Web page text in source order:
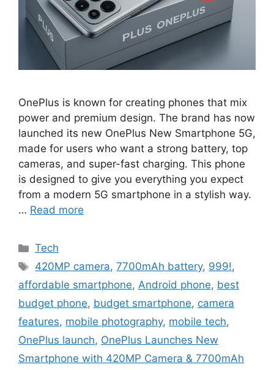
OnePlus is known for creating phones that mix
power and premium design. The brand has now
launched its new OnePlus New Smartphone 5G,
made for users who want a strong battery, top
cameras, and super-fast charging. This phone
is designed to give you everything you expect
from a modern 5G smartphone in a stylish way.
… Read more
Categories
Tech
Tags
420MP camera,7700mAh battery, 999!,
affordable smartphone, Android phone, best
budget phone, budget smartphone, camera
features, mobile photography, mobile tech,
OnePlus launch, OnePlus Launches New
Smartphone with 420MP Camera & 7700mAh